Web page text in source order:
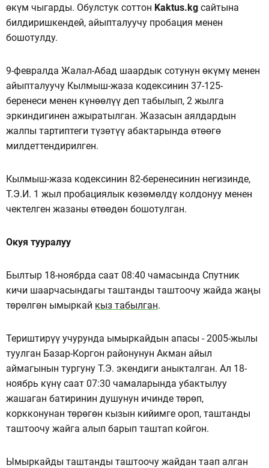
өкүм чыгарды. Обулстук соттон Kaktus.kg сайтына
билдиришкендей, айыпталуучу пробация менен
бошотулду.
9-февралда Жалал-Абад шаардык сотунун өкүмү менен
айыпталуучу Кылмыш-жаза кодексинин 37-125-
беренеси менен күнөөлүү деп табылып, 2 жылга
эркиндигинен ажыратылган. Жазасын аялдардын
жалпы тартиптеги түзөтүү абактарында өтөөгө
милдеттендирилген.
Кылмыш-жаза кодексинин 82-беренесинин негизинде,
Т.Э.И. 1 жыл пробациялык көзөмөлдү колдонуу менен
чектелген жазаны өтөөдөн бошотулган.
Окуя тууралуу
Былтыр 18-ноябрда саат 08:40 чамасында Спутник
кичи шаарчасындагы таштанды таштоочу жайда жаңы
төрөлгөн ымыркай кыз табылган.
Териштирүү учурунда ымыркайдын апасы - 2005-жылы
туулган Базар-Коргон районунун Акман айыл
аймагынын тургуну Т.Э. экендиги аныкталган. Ал 18-
ноябрь күнү саат 07:30 чамаларында убактылуу
жашаган батиринин душунун ичинде төрөп,
коркконунан төрөгөн кызын кийимге ороп, таштанды
таштоочу жайга алып барып таштап койгон.
Ымыркайды таштанды таштоочу жайдан таап алган